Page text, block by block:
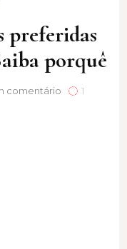
preferidas
porquê
comentárioEstas1